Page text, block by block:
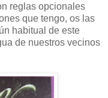
reglas opcionales
que tengo, os las
habitual de este
de nuestros vecinos